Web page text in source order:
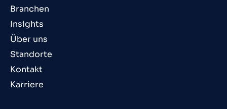
Branchen
Insights
Über uns
Standorte
Kontakt
Karriere